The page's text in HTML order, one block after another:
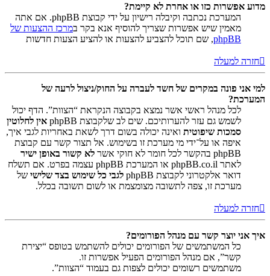
מדוע אפשרות כזו או אחרת לא קיימת?
המערכת נכתבה וקיבלה רישיון על ידי קבוצת phpBB. אם אתה
מאמין שיש אפשרות שצריך להוסיף אנא בקר במרכז ההצעות של
phpBB, שם תוכל להצביע להצעות או להציע הצעות חדשות
חזרה למעלה
למי אני פונה במקרים של חשד לעברה על החוק/ניצול לרעה של
המערכת?
לכל מנהל ראשי אשר נמצא בקבוצה הנקראת “הצוות”. הדף יכול
לשמש גם עזר להערותיכם. שים לב שלקבוצת phpBB
אין לחלוטין
סמכות שיפוטית ואינה יכולה בשום דרך לשאת באחריות לגבי איך,
איפה או על־ידי מי מערכת זו בשימוש. אל תצור קשר עם קבוצת
phpBB בהקשר לכל חומר לא חוקי אשר
לא קשור באופן ישיר
לאתר phpBB.co.il או המערכת phpBB עצמה בפרט. אם תשלח
דואר אלקטרוני לקבוצת phpBB
לגבי כל שימוש בצד שלישי של
מערכת זו, צפה לתשובה מצומצמת או לשום תשובה בכלל.
חזרה למעלה
איך אני יוצר קשר עם מנהל הפורומים?
כל המשתמשים של הפורומים יכולים להשתמש בטופס “יצירת
קשר”, אם מנהל הפורומים הפעיל אפשרות זו.
משתמשים רשומים יכולים לצפות גם בעמוד “הצוות”.